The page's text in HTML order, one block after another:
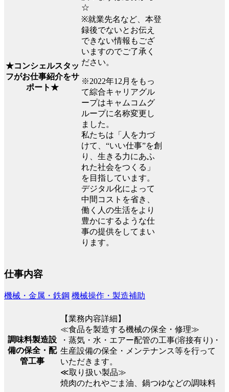
★コンシェルスタッ
フがお仕事紹介をサ
ポート★
☆
※就業先名など、本登
録後でないとお伝え
できない情報もござ
いますのでご了承く
ださい。
※2022年12月をもっ
て綜合キャリアグル
ープはキャムコムグ
ループに名称変更し
ました。
私たちは「人を力づ
けて、“いい仕事”を創
り、生きる力にあふ
れた社会をつくる」
を目指しています。
デジタル化によって
中間コストを省き、
働く人の生活をより
豊かにするような仕
事の提供をしてまい
ります。
仕事内容
機械・金属・鉄鋼 機械操作・製造補助
調味料製造設
備の保全・配
管工事
【業務内容詳細】
≪食品を製造する機械の保全・修理≫
・蒸気・水・エアー配管の工事(溶接有り)・
生産設備の保全・メンテナンス等を行って
いただきます。
≪取り扱い製品≫
焼肉のたれやごま油、鍋つゆなどの調味料